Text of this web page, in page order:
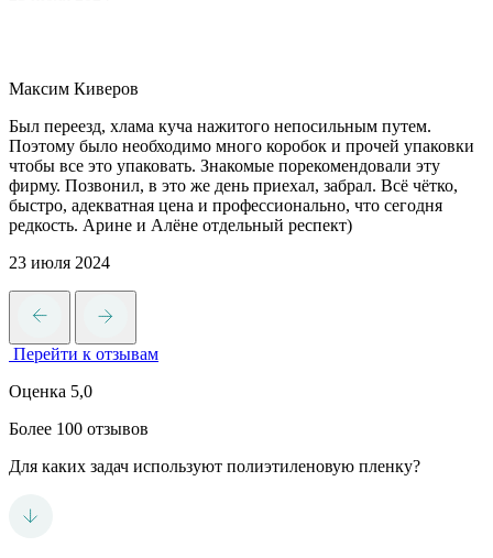
Максим Киверов
Был переезд, хлама куча нажитого непосильным путем.
Поэтому было необходимо много коробок и прочей упаковки
чтобы все это упаковать. Знакомые порекомендовали эту
фирму. Позвонил, в это же день приехал, забрал. Всё чётко,
быстро, адекватная цена и профессионально, что сегодня
редкость. Арине и Алёне отдельный респект)
23 июля 2024
Перейти к отзывам
Оценка 5,0
Более 100 отзывов
Для каких задач используют полиэтиленовую пленку?